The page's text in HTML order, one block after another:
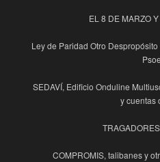
EL 8 DE MARZO
Ley de Paridad Otro
SEDAVÍ, Edificio Onduline
y cuentas
COMPROMIS, talibanes y